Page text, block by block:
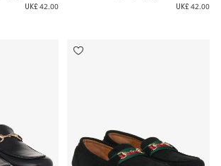
UK£ 42.00
UK£ 42.00